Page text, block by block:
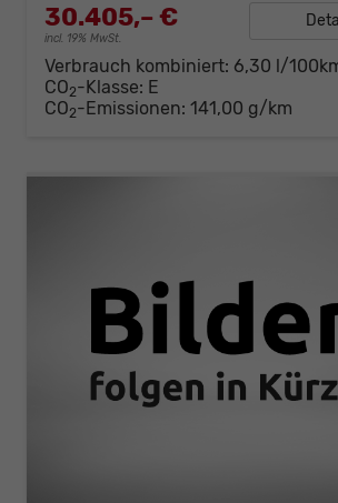
30.405,– €
incl. 19% MwSt.
Verbrauch kombiniert: 6,30 l/
CO2-Klasse: E
CO2-Emissionen: 141,00 g/km